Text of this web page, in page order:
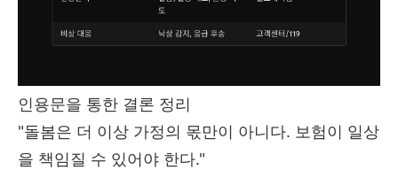
인용문을 통한 결론 정리
"돌봄은 더 이상 가정의 몫만이 아니다. 보험이 일상
을 책임질 수 있어야 한다."